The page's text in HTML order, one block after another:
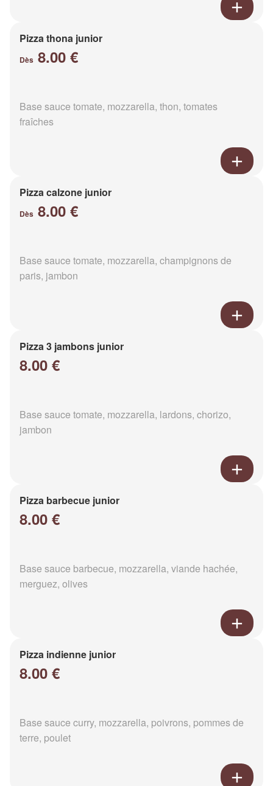
Pizza thona junior
Dès 8.00 €
Base sauce tomate, mozzarella, thon, tomates
fraîches
Pizza calzone junior
Dès 8.00 €
Base sauce tomate, mozzarella, champignons de
paris, jambon
Pizza 3 jambons junior
8.00 €
Base sauce tomate, mozzarella, lardons, chorizo,
jambon
Pizza barbecue junior
8.00 €
Base sauce barbecue, mozzarella, viande hachée,
merguez, olives
Pizza indienne junior
8.00 €
Base sauce curry, mozzarella, poivrons, pommes de
terre, poulet